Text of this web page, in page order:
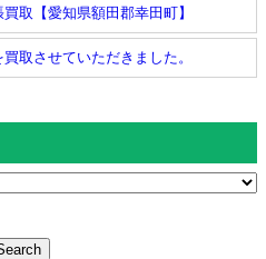
取【愛知県額田郡幸田町】
取させていただきました。